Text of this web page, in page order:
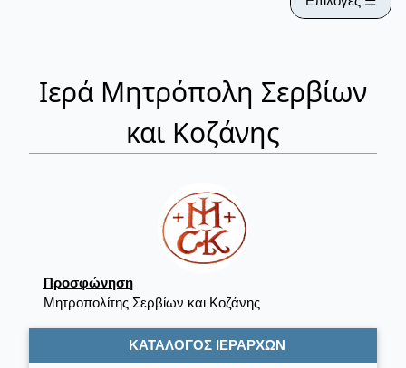
Ιερά Μητρόπολη Σερβίων
και Κοζάνης
Προσφώνηση
Μητροπολίτης Σερβίων και Κοζάνης
ΚΑΤΑΛΟΓΟΣ ΙΕΡΑΡΧΩΝ